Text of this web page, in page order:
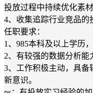
投放过程中持续优化素材
4、收集追踪行业竞品的
任职要求：
1、985本科及以上学历
2、有较强的数据分析能
3、工作积极主动，具备
新意识。